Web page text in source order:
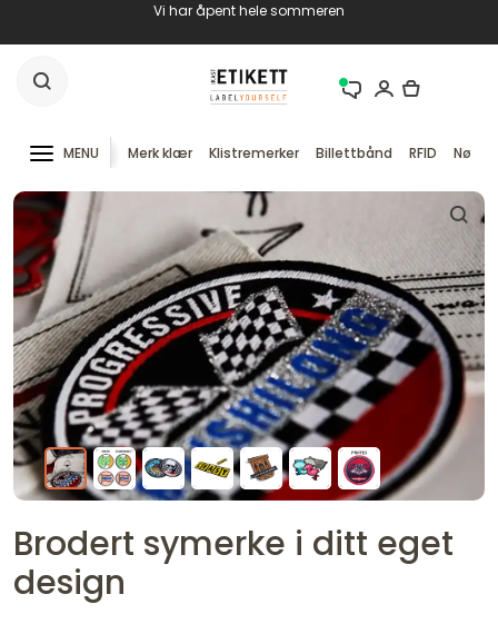
Vi har åpent hele sommeren
MENU Merk klær Klistremerker Billettbånd RFID
Brodert symerke i ditt eget
design